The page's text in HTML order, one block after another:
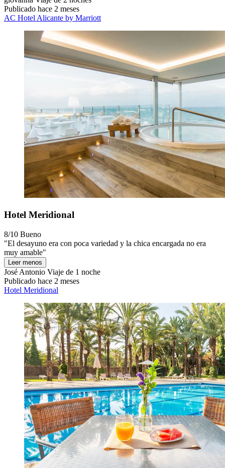
Publicado hace 2 meses
AC Hotel Alicante by Marriott
Hotel Meridional
8/10 Bueno
"El desayuno era con poca variedad y la chica encargada no era
muy amable"
Leer menos
José Antonio Viaje de 1 noche
Publicado hace 2 meses
Hotel Meridional